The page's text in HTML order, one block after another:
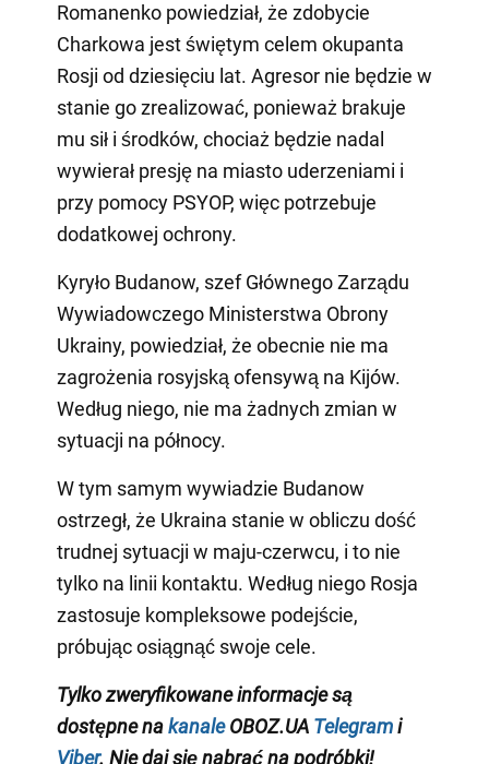
Romanenko powiedział, że zdobycie
Charkowa jest świętym celem okupanta
Rosji od dziesięciu lat. Agresor nie będzie w
stanie go zrealizować, ponieważ brakuje
mu sił i środków, chociaż będzie nadal
wywierał presję na miasto uderzeniami i
przy pomocy PSYOP, więc potrzebuje
dodatkowej ochrony.
Kyryło Budanow, szef Głównego Zarządu
Wywiadowczego Ministerstwa Obrony
Ukrainy, powiedział, że obecnie nie ma
zagrożenia rosyjską ofensywą na Kijów.
Według niego, nie ma żadnych zmian w
sytuacji na północy.
W tym samym wywiadzie Budanow
ostrzegł, że Ukraina stanie w obliczu dość
trudnej sytuacji w maju-czerwcu, i to nie
tylko na linii kontaktu. Według niego Rosja
zastosuje kompleksowe podejście,
próbując osiągnąć swoje cele.
Tylko zweryfikowane informacje są
dostępne nakanaleOBOZ.UA Telegrami
Viber. Nie daj się nabrać na podróbki!